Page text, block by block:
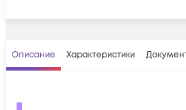
Описание Характеристики